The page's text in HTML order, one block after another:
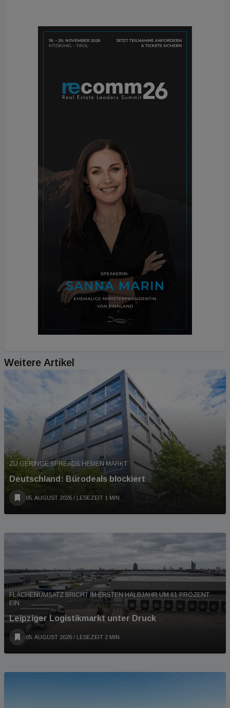
Weitere Artikel
ZU GERINGE SPREADS HEMEN MARKT
Deutschland: Bürodeals blockiert
05. AUGUST 2026 / LESEZEIT 1 MIN
FLÄCHENUMSATZ BRICHT IM ERSTEN HALBJAHR UM 61 PROZENT
EIN
Leipziger Logistikmarkt unter Druck
05. AUGUST 2026 / LESEZEIT 2 MIN